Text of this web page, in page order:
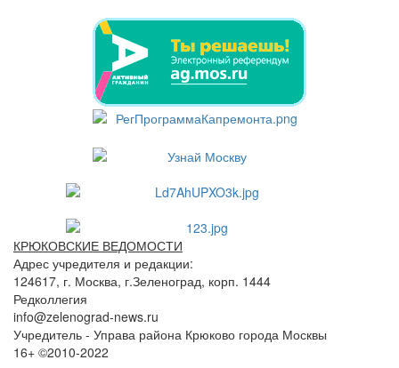
КРЮКОВСКИЕ ВЕДОМОСТИ
Адрес учредителя и редакции:
124617, г. Москва, г.Зеленоград, корп. 1444
Редколлегия
info@zelenograd-news.ru
Учредитель - Управа района Крюково города Москвы
16+ ©2010-2022